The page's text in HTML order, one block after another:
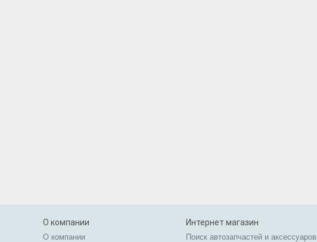
О компании
О компании
Интернет магазин
Поиск автозапчастей и аксессуаров